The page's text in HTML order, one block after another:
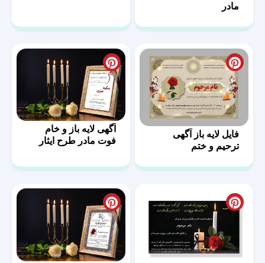
مادر
فایل لایه باز آگهی
ترحیم و ختم
آگهی لایه باز و خام
فوت مادر طرح ایثار